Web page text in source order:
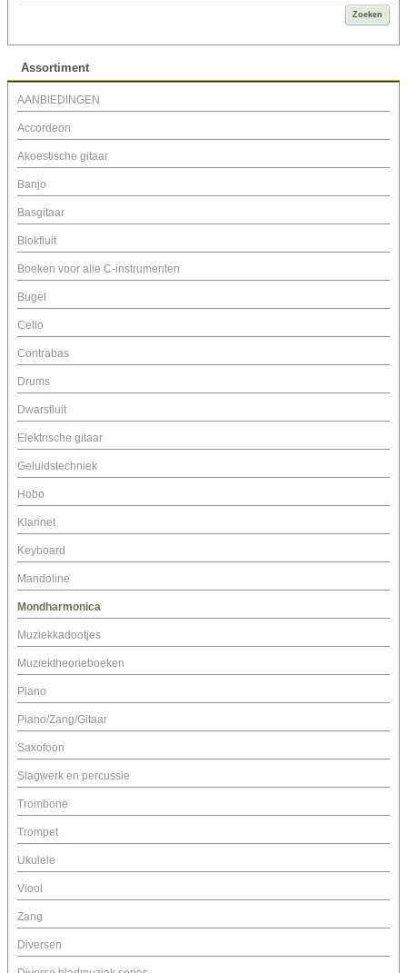
Zoeken
Assortiment
AANBIEDINGEN
Accordeon
Akoestische gitaar
Banjo
Basgitaar
Blokfluit
Boeken voor alle C-instrumenten
Bugel
Cello
Contrabas
Drums
Dwarsfluit
Elektrische gitaar
Geluidstechniek
Hobo
Klarinet
Keyboard
Mandoline
Mondharmonica
Muziekkadootjes
Muziektheorieboeken
Piano
Piano/Zang/Gitaar
Saxofoon
Slagwerk en percussie
Trombone
Trompet
Ukulele
Viool
Zang
Diversen